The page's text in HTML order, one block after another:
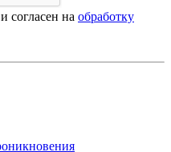
и согласен на обработку